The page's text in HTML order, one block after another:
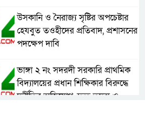
উসকানি ও নৈরাজ্য সৃষ্টির অপচেষ্টার
হেযবুত তওহীদের প্রতিবাদ, প্রশাসনের
পদক্ষেপ দাবি
ভাঙ্গা ২ নং সদরদী সরকারি প্রাথমিক
বিদ্যালয়ের প্রধান শিক্ষিকার বিরুদ্ধে
দুর্নীতির অভিযোগ, দ্রুত তদন্ত ও